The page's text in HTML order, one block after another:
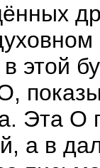
этой
Эта О
а в